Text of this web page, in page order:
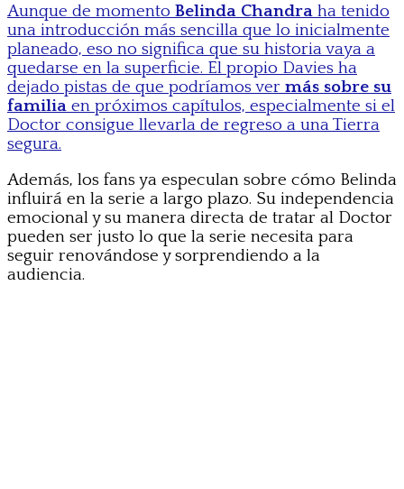
Aunque de momento Belinda Chandra ha tenido
una introducción más sencilla que lo inicialmente
planeado, eso no significa que su historia vaya a
quedarse en la superficie. El propio Davies ha
dejado pistas de que podríamos ver más sobre su
familia en próximos capítulos, especialmente si el
Doctor consigue llevarla de regreso a una Tierra
segura.
Además, los fans ya especulan sobre cómo Belinda
influirá en la serie a largo plazo. Su independencia
emocional y su manera directa de tratar al Doctor
pueden ser justo lo que la serie necesita para
seguir renovándose y sorprendiendo a la
audiencia.